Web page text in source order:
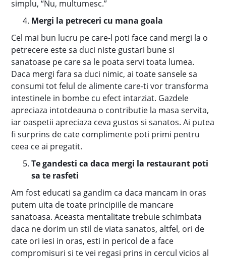
simplu, “Nu, multumesc.”
Mergi la petreceri cu mana goala
Cel mai bun lucru pe care-l poti face cand mergi la o
petrecere este sa duci niste gustari bune si
sanatoase pe care sa le poata servi toata lumea.
Daca mergi fara sa duci nimic, ai toate sansele sa
consumi tot felul de alimente care-ti vor transforma
intestinele in bombe cu efect intarziat. Gazdele
apreciaza intotdeauna o contributie la masa servita,
iar oaspetii apreciaza ceva gustos si sanatos. Ai putea
fi surprins de cate complimente poti primi pentru
ceea ce ai pregatit.
Te gandesti ca daca mergi la restaurant poti
sa te rasfeti
Am fost educati sa gandim ca daca mancam in oras
putem uita de toate principiile de mancare
sanatoasa. Aceasta mentalitate trebuie schimbata
daca ne dorim un stil de viata sanatos, altfel, ori de
cate ori iesi in oras, esti in pericol de a face
compromisuri si te vei regasi prins in cercul vicios al